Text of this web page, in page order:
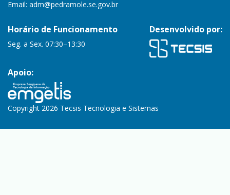
Email: adm@pedramole.se.gov.br
Horário de Funcionamento
Seg. a Sex. 07:30–13:30
Desenvolvido por:
Apoio:
Copyright 2026 Tecsis Tecnologia e Sistemas